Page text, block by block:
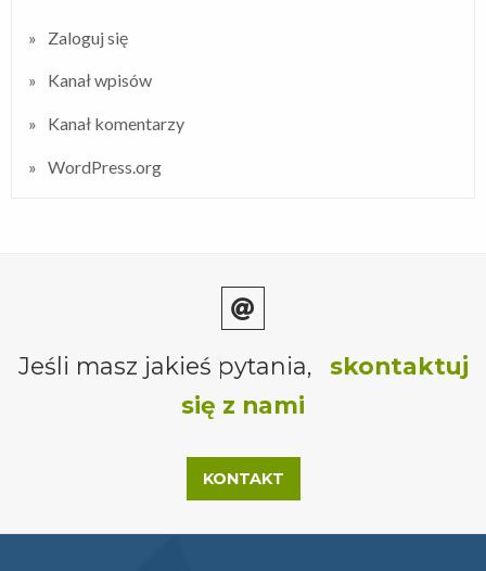
Zaloguj się
Kanał wpisów
Kanał komentarzy
WordPress.org
Jeśli masz jakieś pytania,
skontaktuj
się z nami
KONTAKT